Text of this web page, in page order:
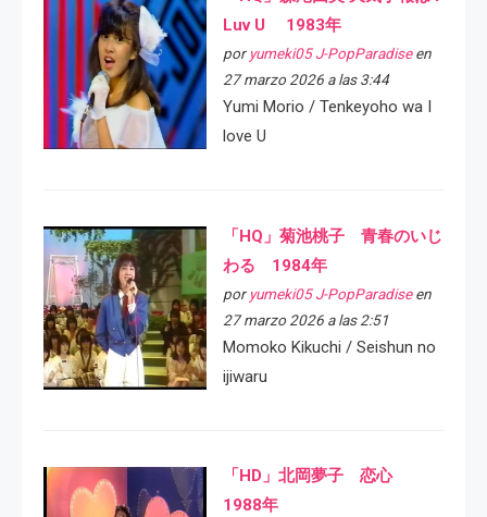
Luv U 1983年
por yumeki05 J-PopParadiseen
27 marzo 2026 a las 3:44
Yumi Morio / Tenkeyoho wa I
love U
「HQ」菊池桃子 青春のいじ
わる 1984年
por yumeki05 J-PopParadiseen
27 marzo 2026 a las 2:51
Momoko Kikuchi / Seishun no
ijiwaru
「HD」北岡夢子 恋心
1988年